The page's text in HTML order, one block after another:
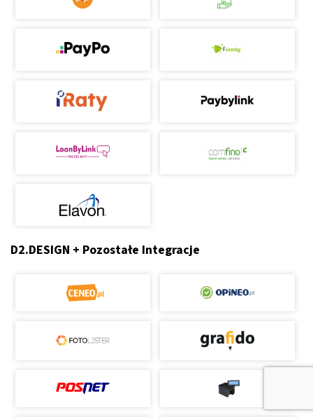
D2.DESIGN + Pozostałe Integracje